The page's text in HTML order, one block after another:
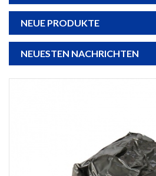
NEUE PRODUKTE
NEUESTEN NACHRICHTEN